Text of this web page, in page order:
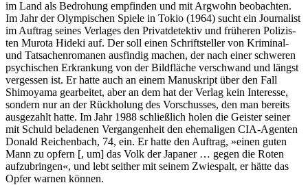
im Land als Bedrohung empfinden und mit Argwohn beob­achten.
Im Jahr der Olympi­schen Spiele in Tokio (1964) sucht ein Jour­nalist
im Auftrag seines Verlages den Privat­detektiv und früheren Polizis­
ten Murota Hideki auf. Der soll einen Schrift­steller von Kriminal-
und Tatsachen­romanen ausfindig machen, der nach einer schweren
psychi­schen Erkran­kung von der Bild­fläche ver­schwand und längst
vergessen ist. Er hatte auch an einem Manu­skript über den Fall
Shimo­yama gear­beitet, aber an dem hat der Verlag kein Interesse,
sondern nur an der Rück­holung des Vorschus­ses, den man bereits
ausge­zahlt hatte. Im Jahr 1988 schließ­lich holen die Geister seiner
mit Schuld beladenen Vergangen­heit den ehema­ligen CIA-Agenten
Donald Reichen­bach, 74, ein. Er hatte den Auftrag, »einen guten
Mann zu opfern [, um] das Volk der Japaner … gegen die Roten
aufzu­bringen«, und lebt seither mit seinem Zwiespalt, er hätte das
Opfer warnen können.